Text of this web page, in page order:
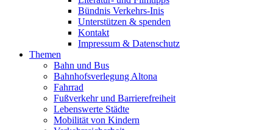
Bündnis Verkehrs-Inis
Unterstützen & spenden
Kontakt
Impressum & Datenschutz
Themen
Bahn und Bus
Bahnhofsverlegung Altona
Fahrrad
Fußverkehr und Barrierefreiheit
Lebenswerte Städte
Mobilität von Kindern